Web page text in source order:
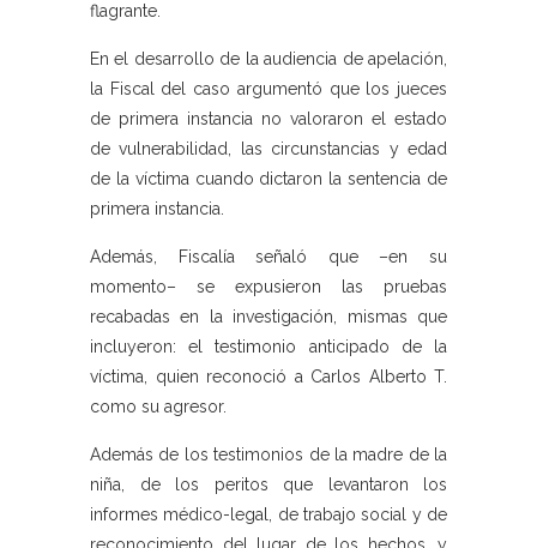
flagrante.
En el desarrollo de la audiencia de apelación,
la Fiscal del caso argumentó que los jueces
de primera instancia no valoraron el estado
de vulnerabilidad, las circunstancias y edad
de la víctima cuando dictaron la sentencia de
primera instancia.
Además, Fiscalía señaló que –en su
momento– se expusieron las pruebas
recabadas en la investigación, mismas que
incluyeron: el testimonio anticipado de la
víctima, quien reconoció a Carlos Alberto T.
como su agresor.
Además de los testimonios de la madre de la
niña, de los peritos que levantaron los
informes médico-legal, de trabajo social y de